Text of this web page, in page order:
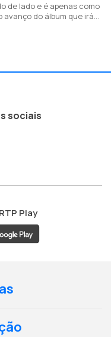
de lado e é apenas como
avanço do álbum que irá
sociais
RTP Play